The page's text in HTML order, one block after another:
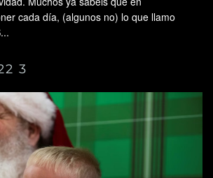
cada día, (algunos no) lo que llamo
3